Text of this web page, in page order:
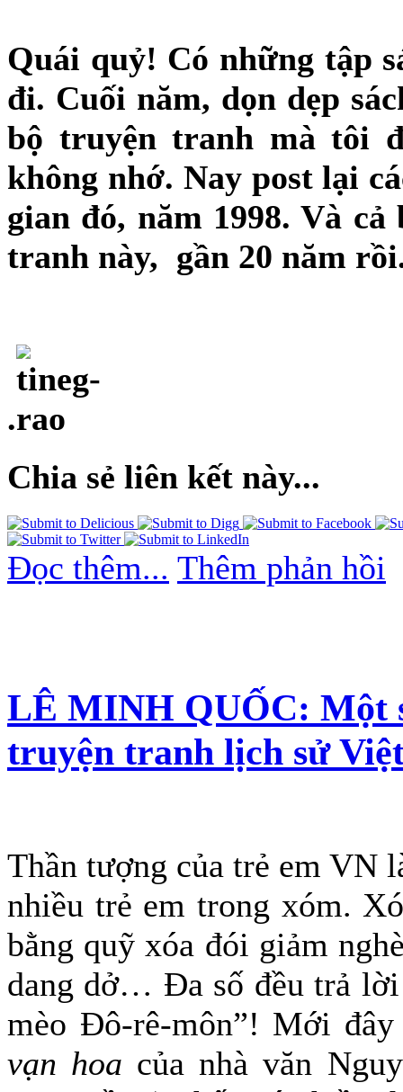
Quái quỷ! Có những tập
đi. Cuối năm, dọn dẹp
bộ truyện tranh mà tôi
không nhớ. Nay post lại
gian đó, năm 1998. Và
tranh này, gần 20 năm
.
Chia sẻ liên kết này...
Đọc thêm... Thêm phản hồi
LÊ MINH QUỐC: Một
truyện tranh lịch sử
Thần tượng của trẻ em VN
nhiều trẻ em trong xóm.
bằng quỹ xóa đói giảm
dang dở… Đa số đều trả lời
mèo Đô-rê-môn”! Mới
vạn hoa của nhà văn